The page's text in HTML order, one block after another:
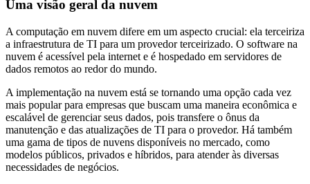
Uma visão geral da nuvem
A computação em nuvem difere em um aspecto crucial: ela terceiriza
a infraestrutura de TI para um provedor terceirizado. O software na
nuvem é acessível pela internet e é hospedado em servidores de
dados remotos ao redor do mundo.
A implementação na nuvem está se tornando uma opção cada vez
mais popular para empresas que buscam uma maneira econômica e
escalável de gerenciar seus dados, pois transfere o ônus da
manutenção e das atualizações de TI para o provedor. Há também
uma gama de tipos de nuvens disponíveis no mercado, como
modelos públicos, privados e híbridos, para atender às diversas
necessidades de negócios.